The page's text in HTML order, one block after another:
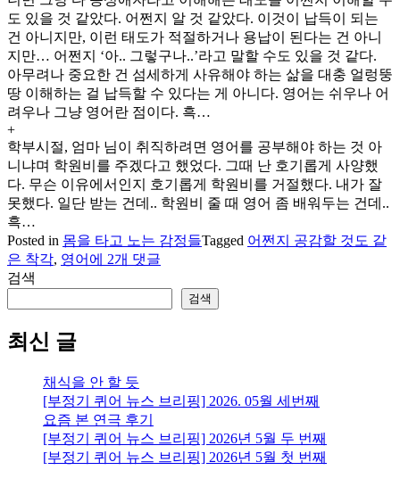
도 있을 것 같았다. 어쩐지 알 것 같았다. 이것이 납득이 되는
건 아니지만, 이런 태도가 적절하거나 용납이 된다는 건 아니
지만… 어쩐지 ‘아.. 그렇구나..’라고 말할 수도 있을 것 같다.
아무려나 중요한 건 섬세하게 사유해야 하는 삶을 대충 얼렁뚱
땅 이해하는 걸 납득할 수 있다는 게 아니다. 영어는 쉬우나 어
려우나 그냥 영어란 점이다. 흑…
+
학부시절, 엄마 님이 취직하려면 영어를 공부해야 하는 것 아
니냐며 학원비를 주겠다고 했었다. 그때 난 호기롭게 사양했
다. 무슨 이유에서인지 호기롭게 학원비를 거절했다. 내가 잘
못했다. 일단 받는 건데.. 학원비 줄 때 영어 좀 배워두는 건데..
흑…
Posted in 몸을 타고 노는 감정들Tagged 어쩐지 공감할 것도 같
은 착각, 영어 묘
해:
에 2개 댓글
검색
검색
최신 글
채식을 안 할 듯
[부정기 퀴어 뉴스 브리핑] 2026. 05월 세번째
요즘 본 연극 후기
[부정기 퀴어 뉴스 브리핑] 2026년 5월 두 번째
[부정기 퀴어 뉴스 브리핑] 2026년 5월 첫 번째